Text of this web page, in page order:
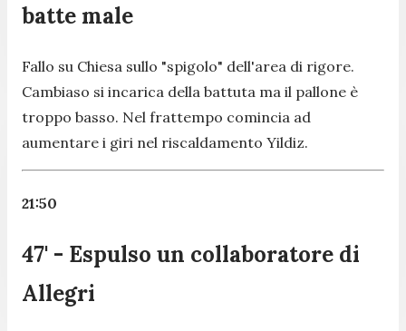
batte male
Fallo su Chiesa sullo "spigolo" dell'area di rigore.
Cambiaso si incarica della battuta ma il pallone è
troppo basso. Nel frattempo comincia ad
aumentare i giri nel riscaldamento Yildiz.
21:50
47' - Espulso un collaboratore di
Allegri